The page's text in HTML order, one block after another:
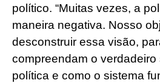
político. “Muitas vezes, a
maneira negativa. Nosso
desconstruir essa visão,
compreendam o verdadeiro
política e como o sistema